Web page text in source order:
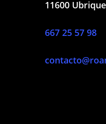
11600
667 25 57 98